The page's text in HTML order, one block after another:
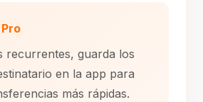
recurrentes, guarda los
en la app para
más rápidas.